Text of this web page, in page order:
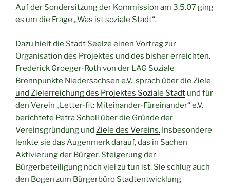
Auf der Sondersitzung der Kommission am 3.5.07 ging
es um die Frage „Was ist soziale Stadt“.
Dazu hielt die Stadt Seelze einen Vortrag zur
Organisation des Projektes und des bisher erreichten.
Frederick Groeger-Roth von der LAG Soziale
Brennpunkte Niedersachsen e.V. sprach über die Ziele
und Zielerreichung des Projektes Soziale Stadt und für
den Verein „Letter-fit: Miteinander-Füreinander“ e.V.
berichtete Petra Scholl über die Gründe der
Vereinsgründung und Ziele des Vereins. Insbesondere
lenkte sie das Augenmerk darauf, das in Sachen
Aktivierung der Bürger, Steigerung der
Bürgerbeteiligung noch viel zu tun ist. Sie schlug auch
den Bogen zum Bürgerbüro Stadtentwicklung